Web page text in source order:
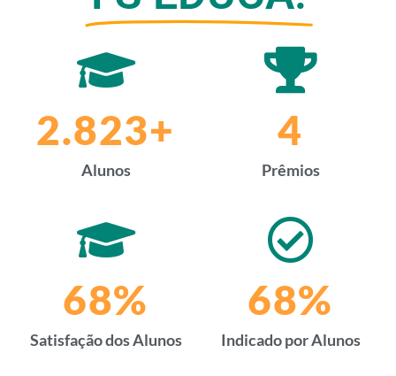
Alunos
3.534+
Prêmios
6
Satisfação dos Alunos
87%
Indicado por Alunos
87%